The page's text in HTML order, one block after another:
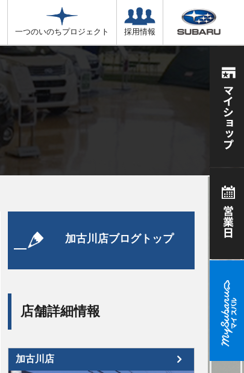
一つのいのちプロジェクト 採用情報
加古川店ブログトップ
店舗詳細情報
加古川店